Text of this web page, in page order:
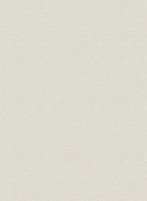
グループ会社の概要
関西電力ゆかりの神社・石碑など
社歌「呼ぼうよ 雲を」
関西地方電気事業統合系譜図
事項索引
企業名索引
人名索引
図・表索引
写真索引